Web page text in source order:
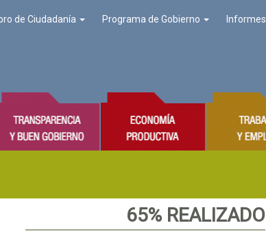
de Ciudadanía Programa de Gobierno Informes
65% REALIZADO